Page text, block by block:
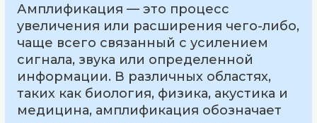
Амплификация — это процесс
увеличения или расширения чего-либо,
чаще всего связанный с усилением
сигнала, звука или определенной
информации. В различных областях,
таких как биология, физика, акустика и
медицина, амплификация обозначает